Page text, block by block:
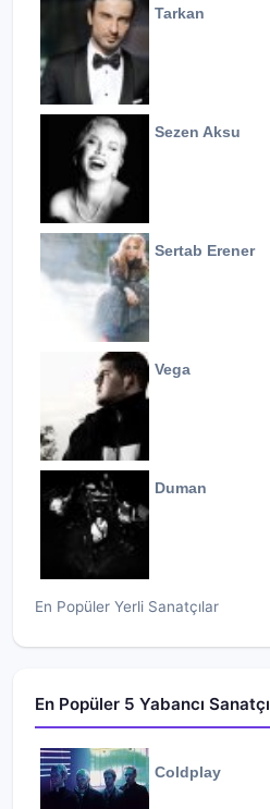
Tarkan
Sezen Aksu
Sertab Erener
Vega
Duman
En Popüler Yerli Sanatçılar
En Popüler 5 Yabancı Sanatçı
Coldplay